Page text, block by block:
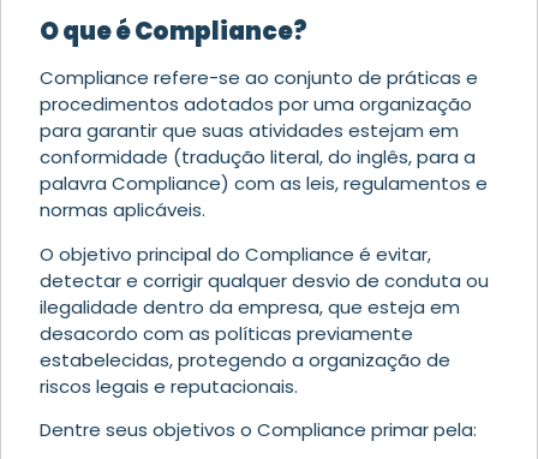
O que é Compliance?
Compliance refere-se ao conjunto de práticas e
procedimentos adotados por uma organização
para garantir que suas atividades estejam em
conformidade (tradução literal, do inglês, para a
palavra Compliance) com as leis, regulamentos e
normas aplicáveis.
O objetivo principal do Compliance é evitar,
detectar e corrigir qualquer desvio de conduta ou
ilegalidade dentro da empresa, que esteja em
desacordo com as políticas previamente
estabelecidas, protegendo a organização de
riscos legais e reputacionais.
Dentre seus objetivos o Compliance primar pela: